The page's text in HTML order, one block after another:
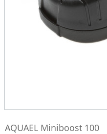
AQUAEL Miniboost 100